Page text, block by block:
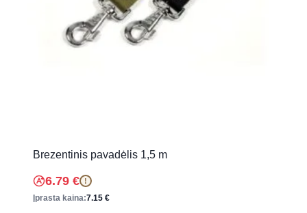
Brezentinis pavadėlis 1,5 m
6.79 € !
Įprasta kaina:7.15 €